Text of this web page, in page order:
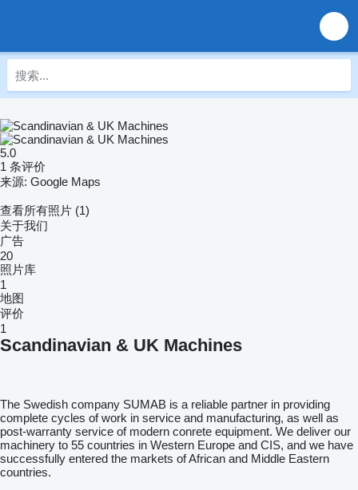
5.0
1 条评价
来源: Google Maps
查看所有照片 (1)
关于我们
广告
20
照片库
1
地图
评价
1
Scandinavian & UK Machines
The Swedish company SUMAB is a reliable partner in providing
complete cycles of work in service and manufacturing, as well as
post-warranty service of modern conrete equipment. We deliver our
machinery to 55 countries in Western Europe and CIS, and we have
successfully entered the markets of African and Middle Eastern
countries.